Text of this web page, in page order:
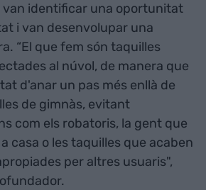
van identificar una oportunitat
i van desenvolupar una
“El que fem són taquilles
al núvol, de manera que
d'anar un pas més enllà de
de gimnàs, evitant
com els robatoris, la gent que
casa o les taquilles que acaben
per altres usuaris",